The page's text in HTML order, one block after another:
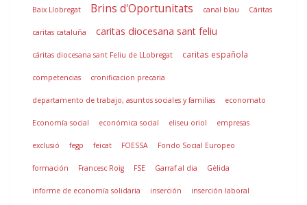
Baix Llobregat Brins d'Oportunitats canal blau Cáritas
caritas cataluña caritas diocesana sant feliu
cáritas diocesana sant Feliu de LLobregat caritas española
competencias cronificacion precaria
departamento de trabajo, asuntos sociales y familias economato
Economía social económica social eliseu oriol empresas
exclusió fegp feicat FOESSA Fondo Social Europeo
formación Francesc Roig FSE Garraf al dia Gèlida
informe de economía solidaria inserción inserción laboral